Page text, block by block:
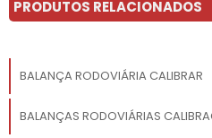
de
gestão
PRODUTOS RELACIONADOS
BALANÇA RODOVIÁRIA CALIBRAR
BALANÇAS RODOVIÁRIAS